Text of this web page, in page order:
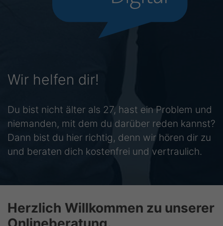
Wir helfen dir!
Du bist nicht älter als 27, hast ein Problem und
niemanden, mit dem du darüber reden kannst?
Dann bist du hier richtig, denn wir hören dir zu
und beraten dich kostenfrei und vertraulich.
Herzlich Willkommen zu unserer